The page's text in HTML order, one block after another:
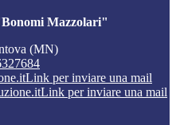
Mazzolari"
(MN)
Link per inviare una mail
Link per inviare una mail